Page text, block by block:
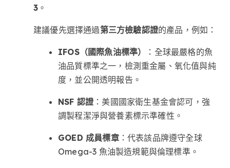
3 。
建議優先選擇通過第三方檢驗認證的產品，例如：
IFOS（國際魚油標準）
：全球最嚴格的魚
油品質標準之一，檢測重金屬、氧化值與純
度，並公開透明報告。
NSF 認證 ：美國國家衛生基金會認可，強
調製程潔淨與營養素標示準確性。
GOED 成員標章：代表該品牌遵守全球
Omega-3 魚油製造規範與倫理標準。